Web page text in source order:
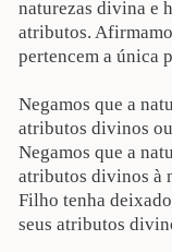
naturezas divina e
atributos.
pertencem a única
Negamos que a
atributos divinos
Negamos que a
atributos divinos à
Filho tenha
seus atributos